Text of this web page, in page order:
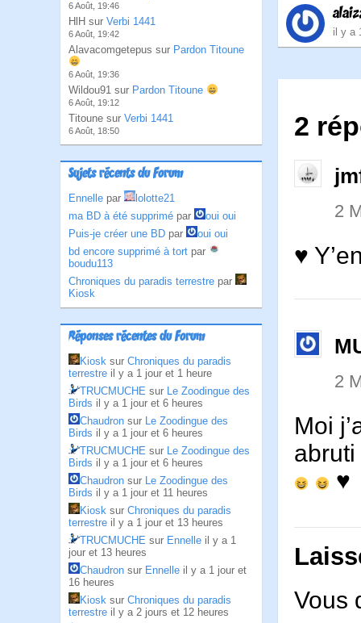
6 Août, 19:46
HlH sur Verbi 1441
6 Août, 19:42
Alavacomgetepus sur Pardon Titoune
6 Août, 19:36
Wildou91 sur Pardon Titoune
6 Août, 19:12
Titoune sur Verbi 1441
6 Août, 18:50
Sujets récents du Forum
Ennelle par
lolotte21
ma BD à été supprimé par
oui oui
Puis-je créer une BD par
oui oui
bd encore supprimé à tort par
boudu113
Chroniques du paradis terrestre par
Kiosk
Réponses récentes du Forum
Kiosk sur Chroniques du paradis
terrestre il y a 1 jour et 1 heure
TRUCMUCHE sur Le Zoodingue des
Birds il y a 1 jour et 6 heures
Chaudron sur Le Zoodingue des
Birds il y a 1 jour et 6 heures
TRUCMUCHE sur Le Zoodingue des
Birds il y a 1 jour et 6 heures
Chaudron sur Le Zoodingue des
Birds il y a 1 jour et 11 heures
Kiosk sur Chroniques du paradis
terrestre il y a 1 jour et 13 heures
TRUCMUCHE sur Ennelle il y a 1
jour et 13 heures
Chaudron sur Ennelle il y a 1 jour et
16 heures
Kiosk sur Chroniques du paradis
terrestre il y a 2 jours et 12 heures
il y a
2
2
♥
2
Moi
abruti
♥
Vous